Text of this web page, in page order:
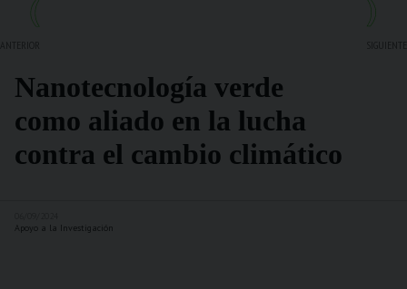
Nanotecnología verde
como aliado en la lucha
contra el cambio climático
Apoyo a la Investigación